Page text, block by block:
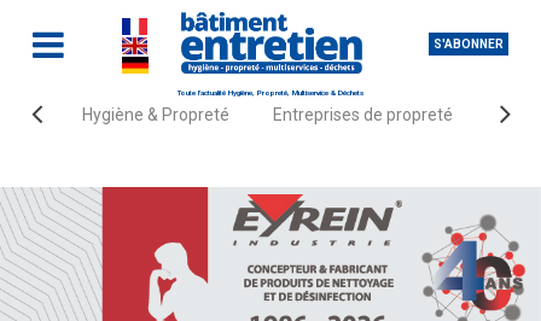
S'ABONNER
Toute l'actualité Hygiène, Propreté, Multiservice & Déchets
Hygiène & Propreté Entreprises de propreté